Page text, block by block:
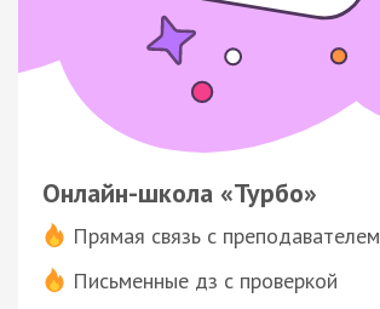
Онлайн-школа «Турбо»
Прямая связь с преподавателем
Письменные дз с проверкой